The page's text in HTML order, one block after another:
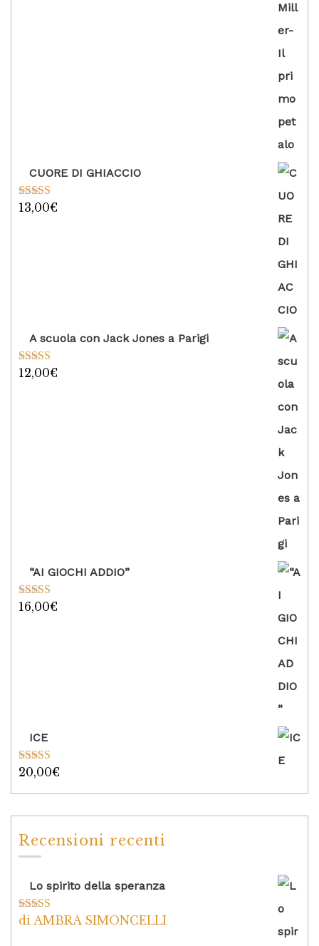
CUORE DI GHIACCIO
Valutato
13,00€
A scuola con Jack Jones a Parigi
Valutato
12,00€
“AI GIOCHI ADDIO”
Valutato
16,00€
ICE
Valutato
20,00€
Recensioni recenti
Lo spirito della speranza
Valutato5su
di AMBRA SIMONCELLI